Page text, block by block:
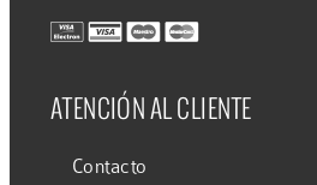
ATENCIÓN AL CLIENTE
Contacto